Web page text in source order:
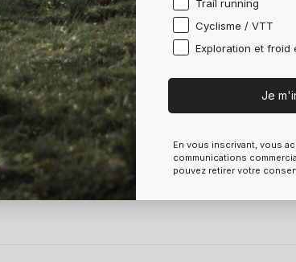
Trail running
Cyclisme / VTT
Exploration et froid
Je
En vous inscrivant, vous
communications
pouvez retirer votre